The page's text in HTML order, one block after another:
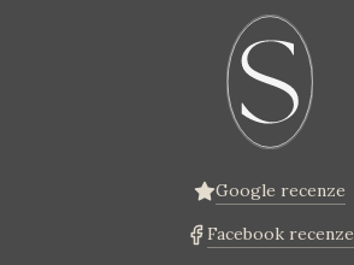
Google recenze
Facebook recenze